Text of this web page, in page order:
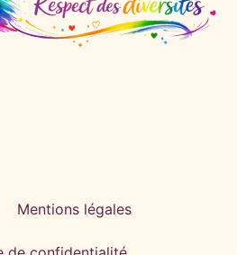
Mentions légales